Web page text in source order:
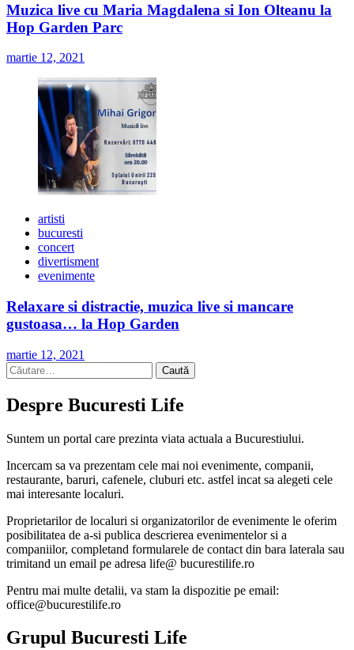
Muzica live cu Maria Magdalena si Ion Olteanu la
Hop Garden Parc
martie 12, 2021
artisti
bucuresti
concert
divertisment
evenimente
Relaxare si distractie, muzica live si mancare
gustoasa… la Hop Garden
martie 12, 2021
Caută
după:
Despre Bucuresti Life
Suntem un portal care prezinta viata actuala a Bucurestiului.
Incercam sa va prezentam cele mai noi evenimente, companii,
restaurante, baruri, cafenele, cluburi etc. astfel incat sa alegeti cele
mai interesante localuri.
Proprietarilor de localuri si organizatorilor de evenimente le oferim
posibilitatea de a-si publica descrierea evenimentelor si a
companiilor, completand formularele de contact din bara laterala sau
trimitand un email pe adresa life@ bucurestilife.ro
Pentru mai multe detalii, va stam la dispozitie pe email:
office@bucurestilife.ro
Grupul Bucuresti Life